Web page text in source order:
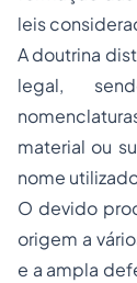
leis
A doutrina
legal,
material ou
nome
O devido
origem a
e a ampla